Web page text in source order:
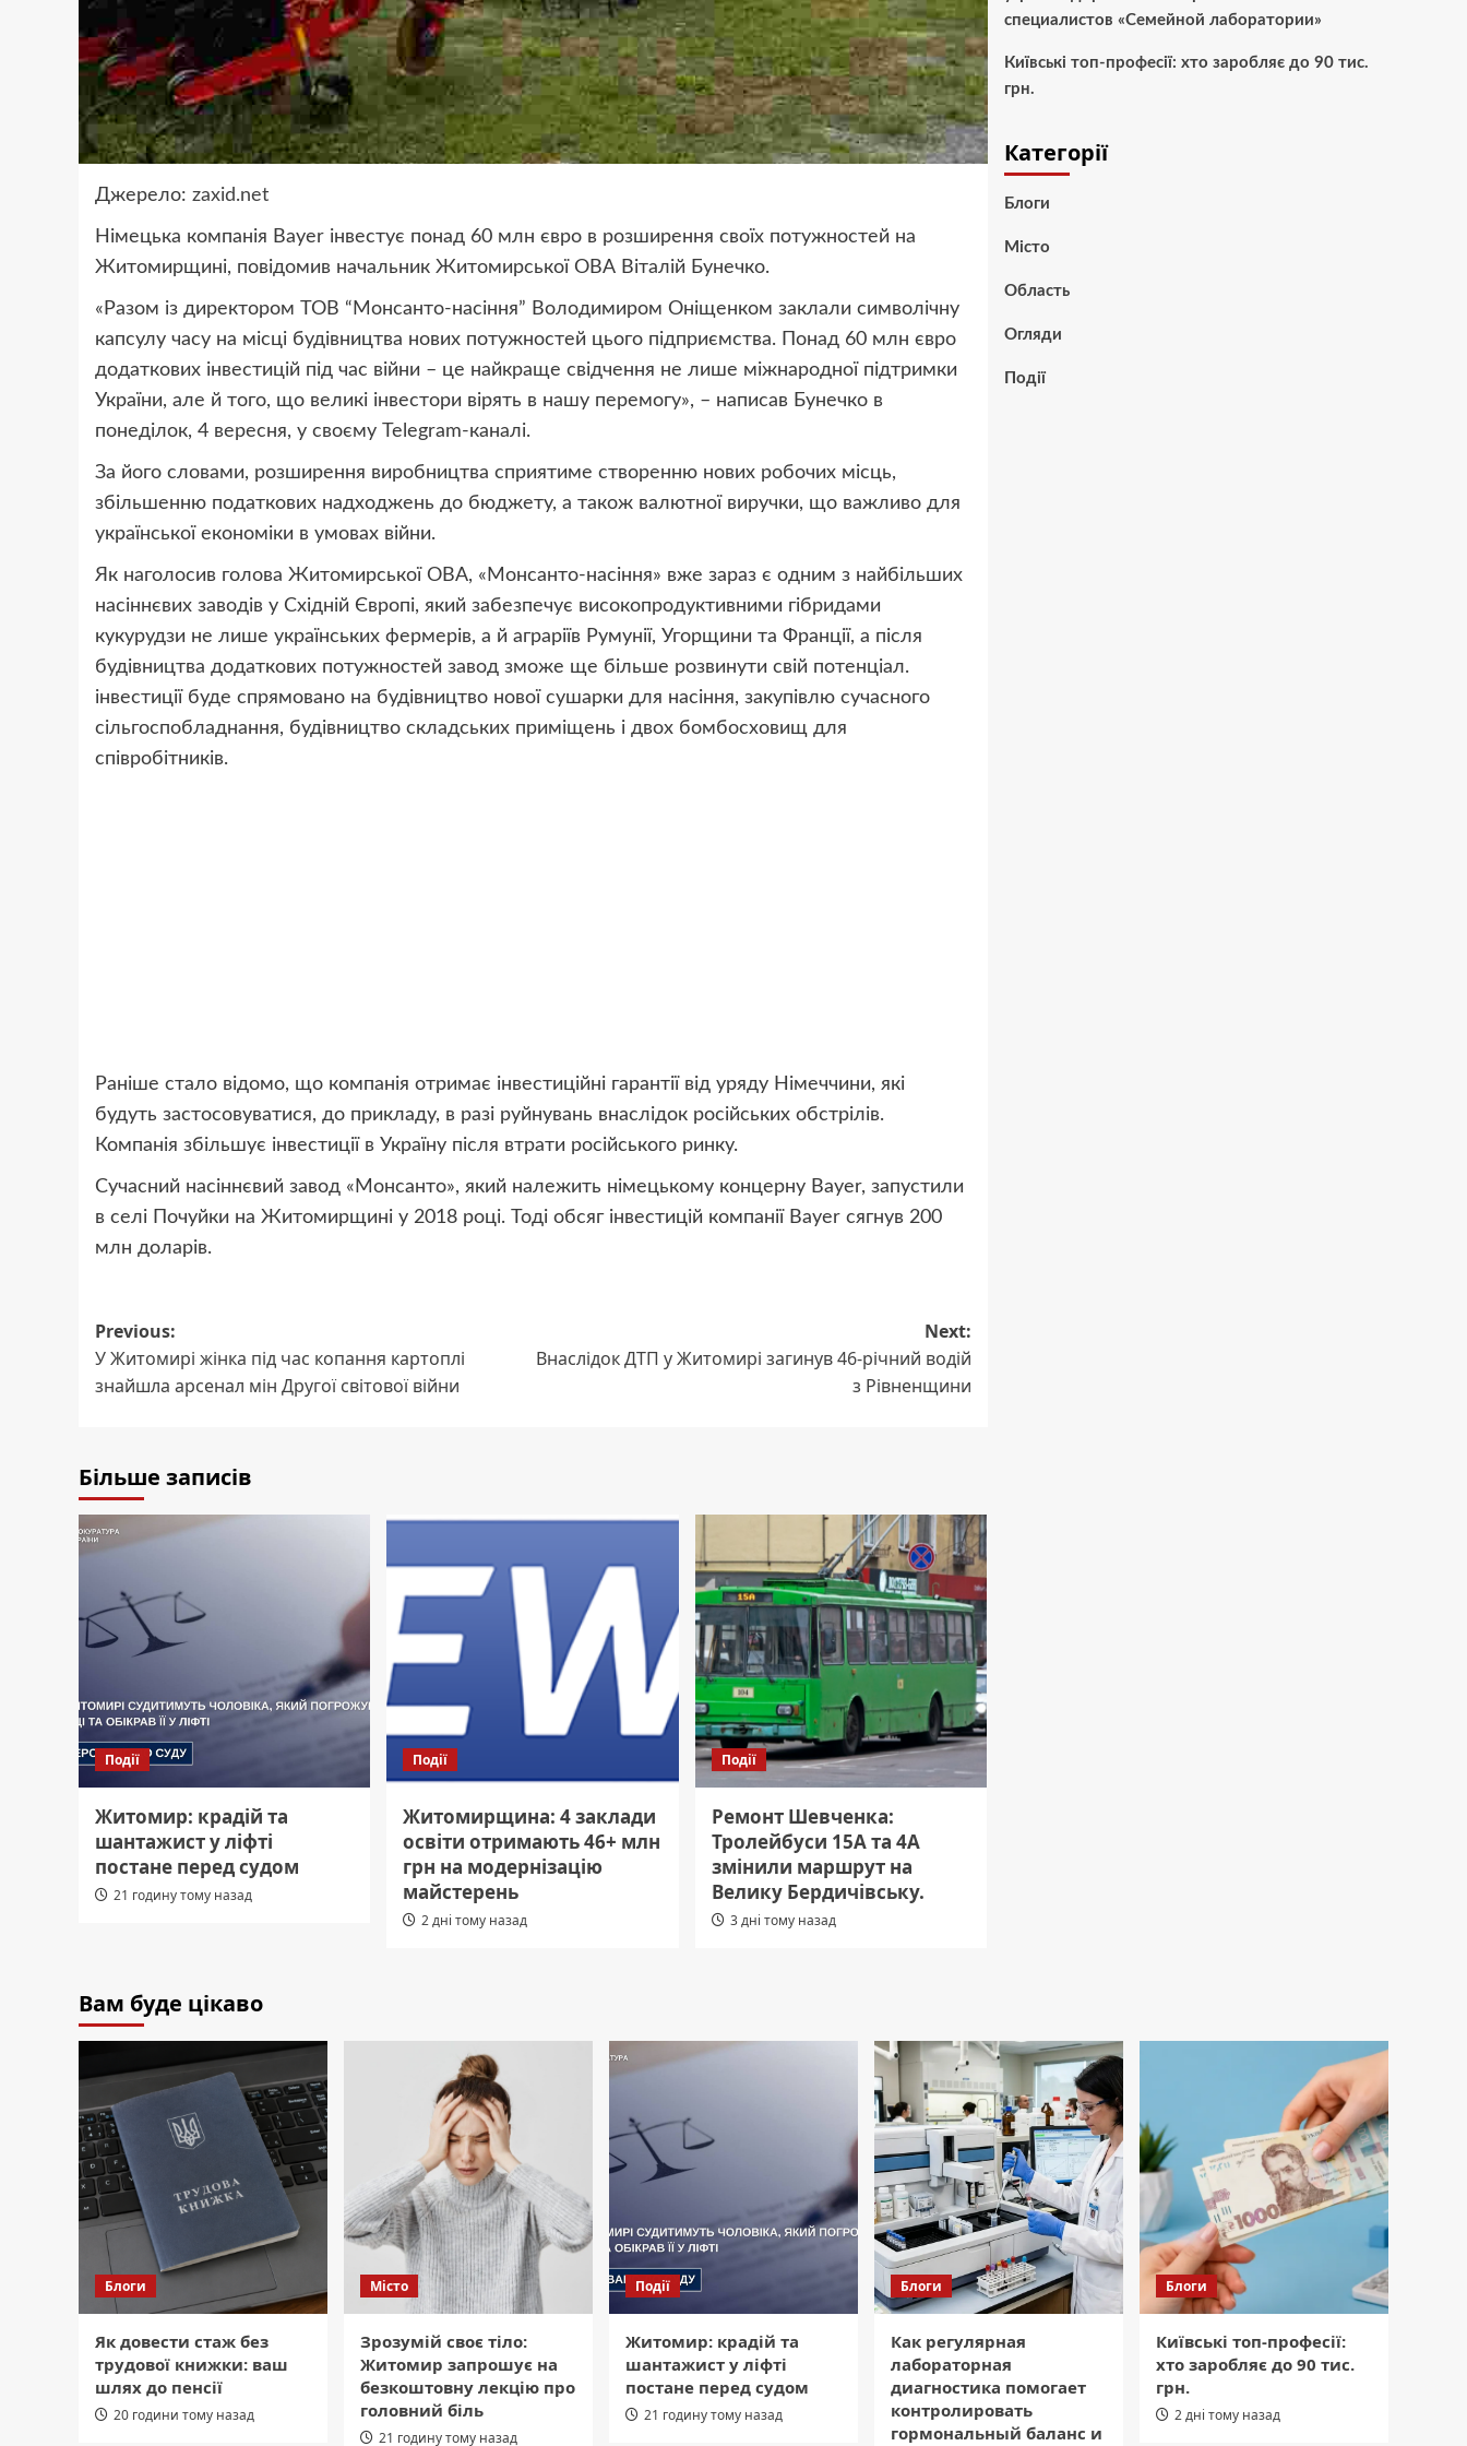
Джерело: zaxid.net
Німецька компанія Bayer інвестує понад 60 млн євро в розширення своїх потужностей на
Житомирщині, повідомив начальник Житомирської ОВА Віталій Бунечко.
«Разом із директором ТОВ “Монсанто-насіння” Володимиром Оніщенком заклали символічну
капсулу часу на місці будівництва нових потужностей цього підприємства. Понад 60 млн євро
додаткових інвестицій під час війни – це найкраще свідчення не лише міжнародної підтримки
України, але й того, що великі інвестори вірять в нашу перемогу», – написав Бунечко в
понеділок, 4 вересня, у своєму Telegram-каналі.
За його словами, розширення виробництва сприятиме створенню нових робочих місць,
збільшенню податкових надходжень до бюджету, а також валютної виручки, що важливо для
української економіки в умовах війни.
Як наголосив голова Житомирської ОВА, «Монсанто-насіння» вже зараз є одним з найбільших
насіннєвих заводів у Східній Європі, який забезпечує високопродуктивними гібридами
кукурудзи не лише українських фермерів, а й аграріїв Румунії, Угорщини та Франції, а після
будівництва додаткових потужностей завод зможе ще більше розвинути свій потенціал.
інвестиції буде спрямовано на будівництво нової сушарки для насіння, закупівлю сучасного
сільгоспобладнання, будівництво складських приміщень і двох бомбосховищ для
співробітників.
Раніше стало відомо, що компанія отримає інвестиційні гарантії від уряду Німеччини, які
будуть застосовуватися, до прикладу, в разі руйнувань внаслідок російських обстрілів.
Компанія збільшує інвестиції в Україну після втрати російського ринку.
Сучасний насіннєвий завод «Монсанто», який належить німецькому концерну Bayer, запустили
в селі Почуйки на Житомирщині у 2018 році. Тоді обсяг інвестицій компанії Bayer сягнув 200
млн доларів.
Post
navigation
Previous:
У Житомирі жінка під час копання картоплі
знайшла арсенал мін Другої світової війни
Next:
Внаслідок ДТП у Житомирі загинув 46-річний водій
з Рівненщини
Більше записів
Події
Житомир: крадій та
шантажист у ліфті
постане перед судом
21 годину тому назад
Події
Житомирщина: 4 заклади
освіти отримають 46+ млн
грн на модернізацію
майстерень
2 дні тому назад
Події
Ремонт Шевченка:
Тролейбуси 15А та 4А
змінили маршрут на
Велику Бердичівську.
3 дні тому назад
специалистов «Семейной лаборатории»
Київські топ-професії: хто заробляє до 90 тис.
грн.
Категорії
Блоги
Місто
Область
Огляди
Події
Вам буде цікаво
Блоги
Як довести стаж без
трудової книжки: ваш
шлях до пенсії
20 години тому назад
Місто
Зрозумій своє тіло:
Житомир запрошує на
безкоштовну лекцію про
головний біль
21 годину тому назад
Події
Житомир: крадій та
шантажист у ліфті
постане перед судом
21 годину тому назад
Блоги
Как регулярная
лабораторная
диагностика помогает
контролировать
гормональный баланс и
Блоги
Київські топ-професії:
хто заробляє до 90 тис.
грн.
2 дні тому назад